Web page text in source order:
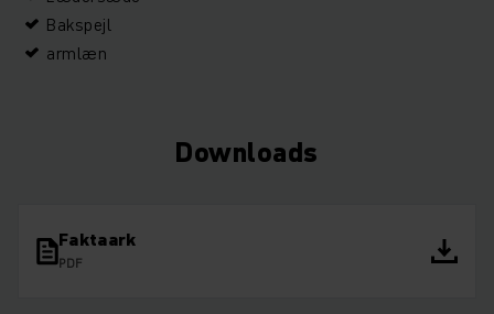
Bakspejl
armlæn
Downloads
Faktaark
PDF